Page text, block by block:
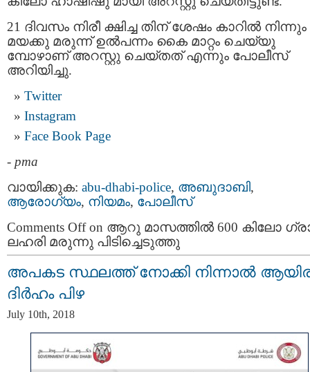
21 ദിവസം നിരീ ക്ഷിച്ച തിന് ശേഷം കാറില്‍ നിന്നും
മയക്കു മരുന്ന് ഉല്‍പന്നം കൈ മാറ്റം ചെയ്യു
മ്പോഴാണ് അറസ്റ്റു ചെയ്തത് എന്നും പോലീസ്
അറിയിച്ചു.
Twitter
Instagram
Face Book Page
- pma
വായിക്കുക: abu-dhabi-police, അബുദാബി,
ആരോഗ്യം, നിയമം, പോലീസ്
Comments Offon ആറു മാസത്തില്‍ 600 കിലോ
ലഹരി മരുന്നു പിടിച്ചെടുത്തു
അപകട സ്ഥലത്ത് നോക്കി നിന്നാല്‍
ദിർഹം പിഴ
July 10th, 2018